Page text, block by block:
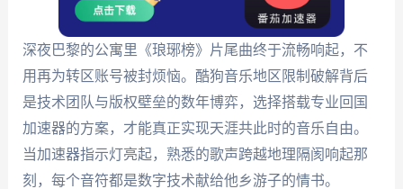
深夜巴黎的公寓里《琅琊榜》片尾曲终于流畅响起，不
用再为转区账号被封烦恼。酷狗音乐地区限制破解背后
是技术团队与版权壁垒的数年博弈，选择搭载专业回国
加速器的方案，才能真正实现天涯共此时的音乐自由。
当加速器指示灯亮起，熟悉的歌声跨越地理隔阂响起那
刻，每个音符都是数字技术献给他乡游子的情书。